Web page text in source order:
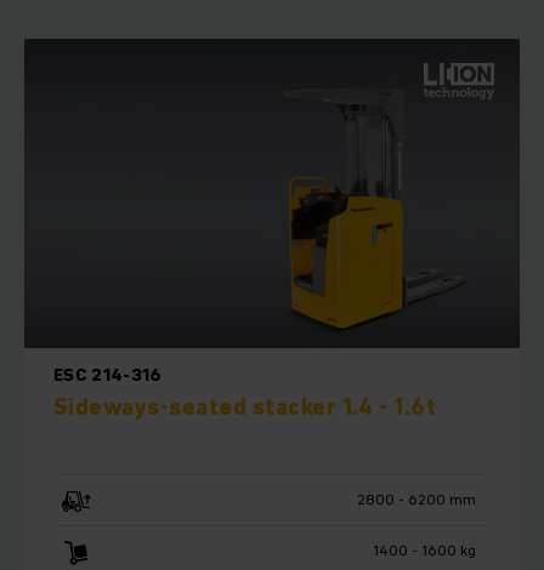
ESC 214-316
Sideways-seated stacker 1.4 - 1.6t
2800 - 6200 mm
1400 - 1600 kg